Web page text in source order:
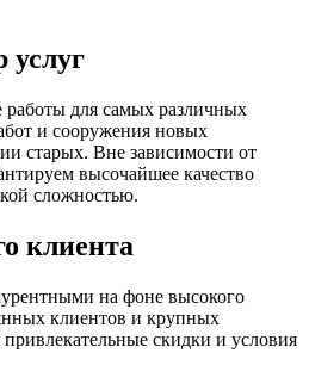
для самых различных
и сооружения новых
старых. Вне зависимости от
высочайшее качество
сложностью.
клиента
на фоне высокого
клиентов и крупных
скидки и условия